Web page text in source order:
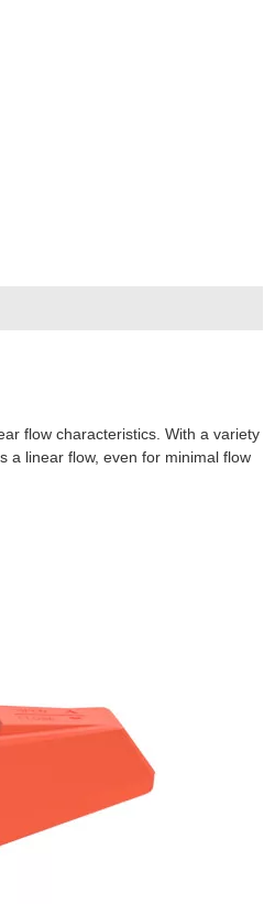
flow characteristics. With a variety
a linear flow, even for minimal flow